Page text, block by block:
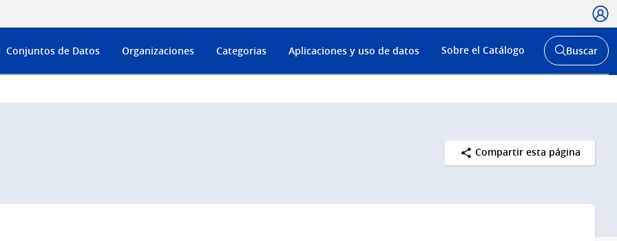
Menú
de
Conjuntos de Datos Organizaciones Categorias Aplicaciones y uso de datos Sobre el Catálogo
Abrir
buscador
Buscar
Compartir esta página